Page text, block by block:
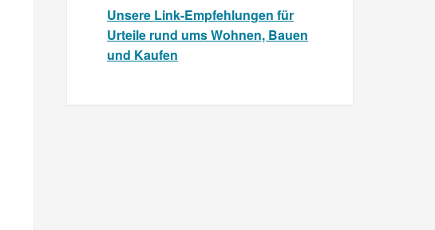
Unsere Link-Empfehlungen für
Urteile rund ums Wohnen, Bauen
und Kaufen